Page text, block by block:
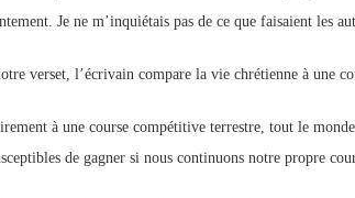
Je ne m’inquiétais pas de ce que faisaient les
verset, l’écrivain compare la vie chrétienne à une
à une course compétitive terrestre, tout le
de gagner si nous continuons notre propre